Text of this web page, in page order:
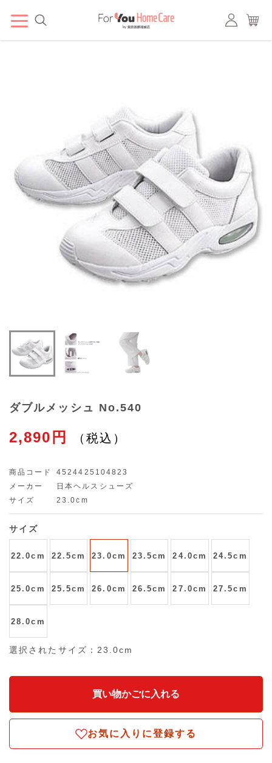
ダブルメッシュ No.540
2,890円
商品コード
4524425104823
メーカー
日本ヘルスシューズ
サイズ
23.0cm
サイズ
22.0cm 22.5cm 23.0cm 23.5cm 24.0cm 24.5cm
25.0cm 25.5cm 26.0cm 26.5cm 27.0cm 27.5cm
28.0cm
選択されたサイズ：23.0cm
お気に入りに登録する